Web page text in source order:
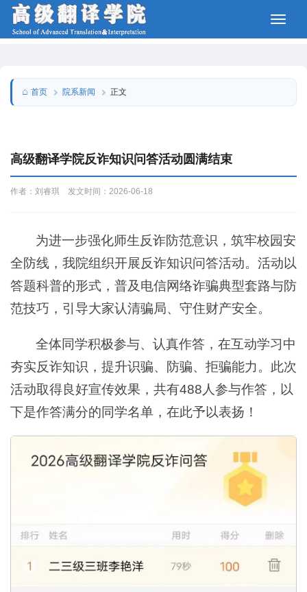
首页 院系新闻 正文
高级翻译学院反诈知识问答活动圆满结束
作者：刘睿琪 发文时间：2026-06-18
为进一步强化师生反诈防范意识，筑牢校园安
全防线，我院组织开展反诈知识问答活动。活动以
答题科普的形式，普及电信网络诈骗典型套路与防
范技巧，引导大家认清骗局、守住财产安全。
全体同学积极参与、认真作答，在互动学习中
夯实反诈知识，提升识骗、防骗、拒骗能力。此次
活动取得良好宣传效果，共有488人参与作答，以
下是作答满分的同学名单，在此予以表扬！